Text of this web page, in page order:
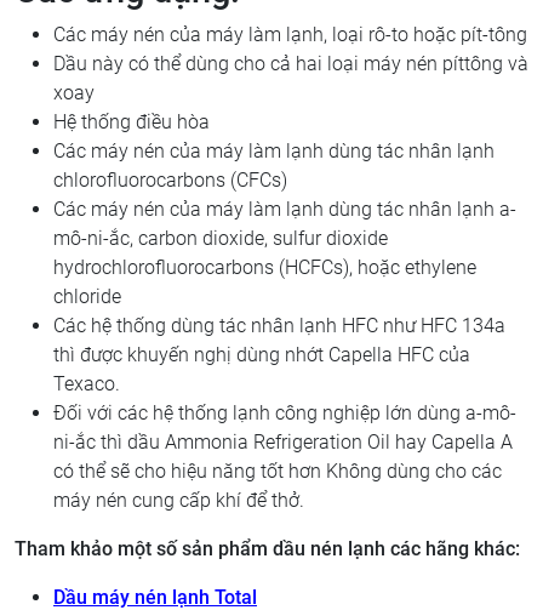
Các máy nén của máy làm lạnh, loại rô-to hoặc pít-tông
Dầu này có thể dùng cho cả hai loại máy nén píttông và
xoay
Hệ thống điều hòa
Các máy nén của máy làm lạnh dùng tác nhân lạnh
chlorofluorocarbons (CFCs)
Các máy nén của máy làm lạnh dùng tác nhân lạnh a-
mô-ni-ắc, carbon dioxide, sulfur dioxide
hydrochlorofluorocarbons (HCFCs), hoặc ethylene
chloride
Các hệ thống dùng tác nhân lạnh HFC như HFC 134a
thì được khuyến nghị dùng nhớt Capella HFC của
Texaco.
Đối với các hệ thống lạnh công nghiệp lớn dùng a-mô-
ni-ắc thì dầu Ammonia Refrigeration Oil hay Capella A
có thể sẽ cho hiệu năng tốt hơn Không dùng cho các
máy nén cung cấp khí để thở.
Tham khảo một số sản phẩm dầu nén lạnh các hãng khác:
Dầu máy nén lạnh Total